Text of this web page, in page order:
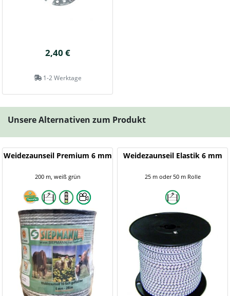
2,40 €
1-2 Werktage
Unsere Alternativen zum Produkt
Weidezaunseil Premium 6 mm
200 m, weiß grün
Weidezaunseil Elastik 6 mm
25 m oder 50 m Rolle